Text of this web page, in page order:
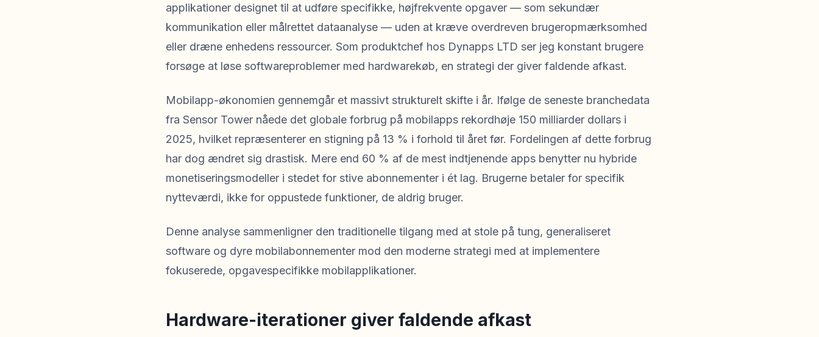
applikationer designet til at udføre specifikke, højfrekvente opgaver — som sekundær
kommunikation eller målrettet dataanalyse — uden at kræve overdreven brugeropmærksomhed
eller dræne enhedens ressourcer. Som produktchef hos Dynapps LTD ser jeg konstant brugere
forsøge at løse softwareproblemer med hardwarekøb, en strategi der giver faldende afkast.
Mobilapp-økonomien gennemgår et massivt strukturelt skifte i år. Ifølge de seneste branchedata
fra Sensor Tower nåede det globale forbrug på mobilapps rekordhøje 150 milliarder dollars i
2025, hvilket repræsenterer en stigning på 13 % i forhold til året før. Fordelingen af dette forbrug
har dog ændret sig drastisk. Mere end 60 % af de mest indtjenende apps benytter nu hybride
monetiseringsmodeller i stedet for stive abonnementer i ét lag. Brugerne betaler for specifik
nytteværdi, ikke for oppustede funktioner, de aldrig bruger.
Denne analyse sammenligner den traditionelle tilgang med at stole på tung, generaliseret
software og dyre mobilabonnementer mod den moderne strategi med at implementere
fokuserede, opgavespecifikke mobilapplikationer.
Hardware-iterationer giver faldende afkast